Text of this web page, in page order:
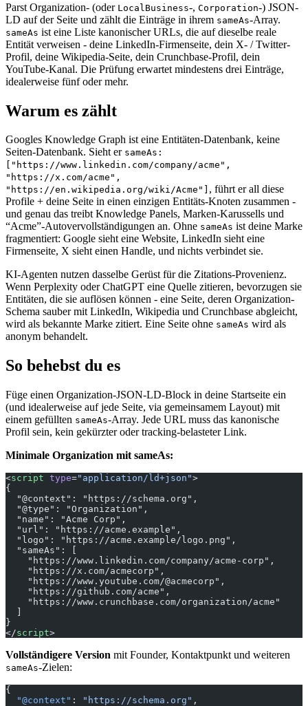
Parst Organization- (oder LocalBusiness-, Corporation-) JSON-
LD auf der Seite und zählt die Einträge in ihrem sameAs-Array.
sameAs ist eine Liste kanonischer URLs, die auf dieselbe reale
Entität verweisen - deine LinkedIn-Firmenseite, dein X- / Twitter-
Profil, deine Wikipedia-Seite, dein Crunchbase-Profil, dein
YouTube-Kanal. Die Prüfung erwartet mindestens drei Einträge,
idealerweise fünf oder mehr.
Warum es zählt
Googles Knowledge Graph ist eine Entitäten-Datenbank, keine
Seiten-Datenbank. Sieht er sameAs:
["https://www.linkedin.com/company/acme",
"https://x.com/acme",
"https://en.wikipedia.org/wiki/Acme"] , führt er all diese
Profile + deine Seite in einen einzigen Entitäts-Knoten zusammen -
und genau das treibt Knowledge Panels, Marken-Karussells und
“Acme”-Autovervollständigungen an. Ohne sameAs ist deine Marke
fragmentiert: Google sieht eine Website, LinkedIn sieht eine
Firmenseite, X sieht einen Handle, und nichts verbindet sie.
KI-Agenten nutzen dasselbe Gerüst für die Zitations-Provenienz.
Wenn Perplexity oder ChatGPT eine Quelle zitieren, bevorzugen sie
Entitäten, die sie auflösen können - eine Seite, deren Organization-
Schema sauber mit LinkedIn, Wikipedia und Crunchbase abgleicht,
wird als bekannte Marke zitiert. Eine Seite ohne sameAs wird als
anonym behandelt.
So behebst du es
Füge einen Organization-JSON-LD-Block in deine Startseite ein
(und idealerweise auf jede Seite, via gemeinsamem Layout) mit
einem gefüllten sameAs-Array. Jede URL muss das kanonische
Profil sein, kein gekürzter oder tracking-belasteter Link.
Minimale Organization mit sameAs:
<script type="application/ld+json">
{
  "@context": "https://schema.org",
  "@type": "Organization",
  "name": "Acme Corp",
  "url": "https://acme.example",
  "logo": "https://acme.example/logo.png",
  "sameAs": [
    "https://www.linkedin.com/company/acme-corp",
    "https://x.com/acmecorp",
    "https://www.youtube.com/@acmecorp",
    "https://github.com/acme",
    "https://www.crunchbase.com/organization/acme"
}
</script>
Vollständigere Version mit Founder, Kontaktpunkt und weiteren
sameAs-Zielen:
{
  "@context"
: "https://schema.org" ,